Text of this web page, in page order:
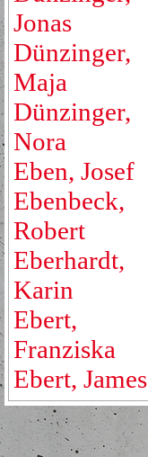
Jonas
Dünzinger,
Maja
Dünzinger,
Nora
Eben, Josef
Ebenbeck,
Robert
Eberhardt,
Karin
Ebert,
Franziska
Ebert, James